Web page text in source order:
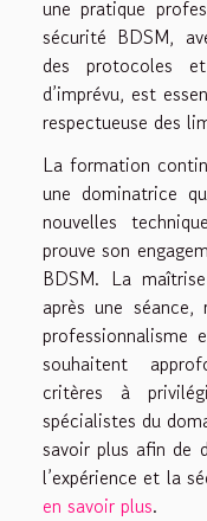
une pratique
sécurité BDSM,
des protocoles
d’imprévu, est
respectueuse des
La formation
une dominatrice
nouvelles
prouve son
BDSM. La
après une séance,
professionnalisme
souhaitent
critères à
spécialistes du
savoir plus afin de
l’expérience et la
en savoir plus.